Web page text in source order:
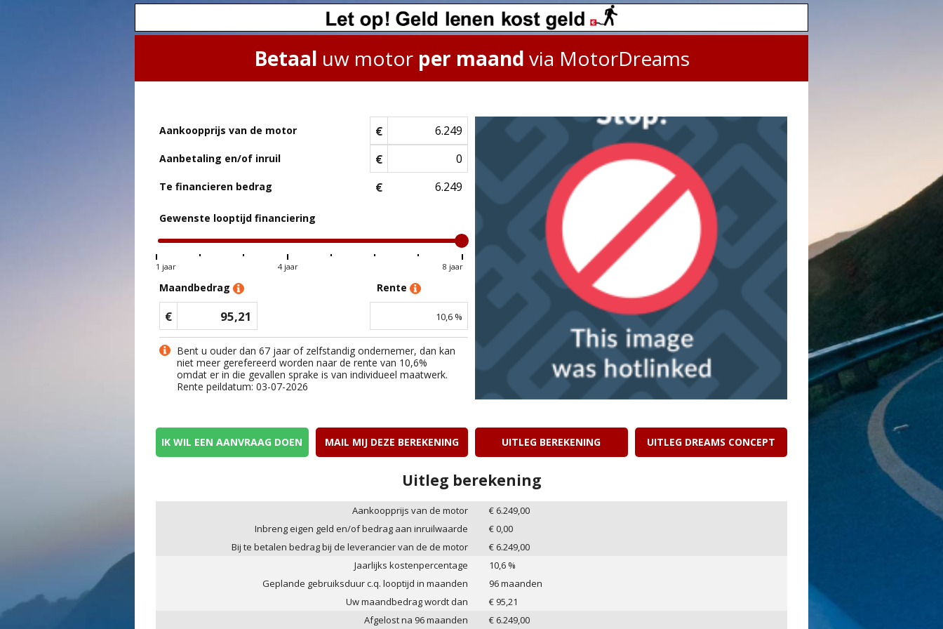
Betaal uw motor per maand via MotorDreams
Aankoopprijs van de motor €
Aanbetaling en/of inruil €
Te financieren bedrag €
Gewenste looptijd financiering
1 jaar 4 jaar 8 jaar
Maandbedrag
€ 95,21
Rente
10,6 %
Bent u ouder dan 67 jaar of zelfstandig ondernemer, dan kan
niet meer gerefereerd worden naar de rente van 10,6%
omdat er in die gevallen sprake is van individueel maatwerk.
Rente peildatum: 03-07-2026
IK WIL EEN AANVRAAG DOEN MAIL MIJ DEZE BEREKENING UITLEG BEREKENING UITLEG DREAMS CONCEPT
Uitleg berekening
Aankoopprijs van de motor € 6.249,00
Inbreng eigen geld en/of bedrag aan inruilwaarde
€0,00
Bij te betalen bedrag bij de leverancier van de de motor
€ 6.249,00
Jaarlijks kostenpercentage
10,6 %
Geplande gebruiksduur c.q. looptijd in maanden
96maanden
Uw maandbedrag wordt dan
€ 95,21
Afgelost na 96maanden € 6.249,00